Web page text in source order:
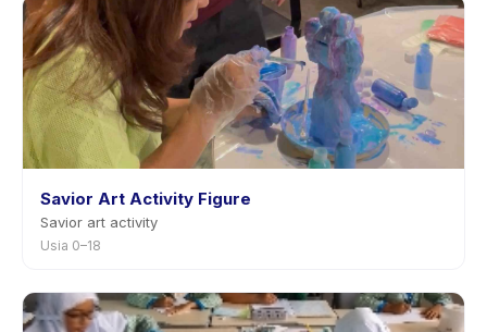
Savior Art Activity Figure
Savior art activity
Usia 0–18